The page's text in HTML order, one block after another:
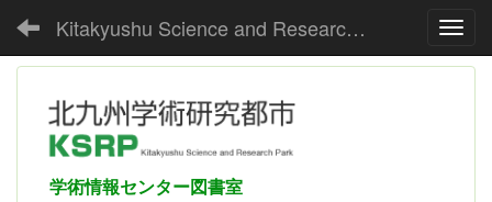
Kitakyushu Science and Research Park Media Center
学術情報センター図書室